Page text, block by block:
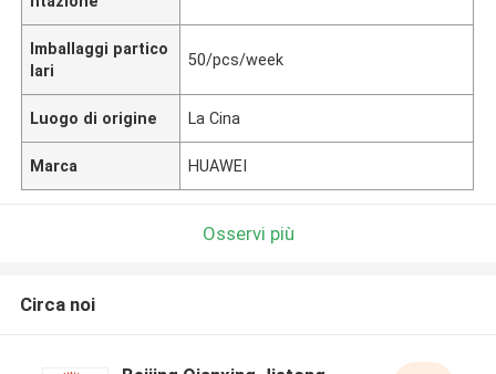
Imballaggi partico
lari
50/pcs/week
Luogo di origine La Cina
Marca HUAWEI
Osservi più
Circa noi